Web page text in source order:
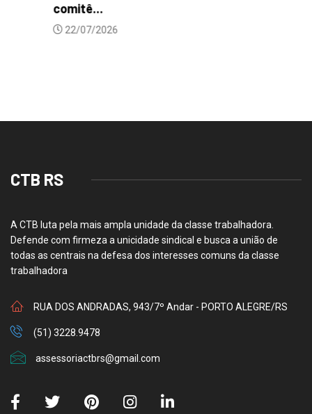
comitê...
22/07/2026
CTB RS
A CTB luta pela mais ampla unidade da classe trabalhadora.
Defende com firmeza a unicidade sindical e busca a união de
todas as centrais na defesa dos interesses comuns da classe
trabalhadora
RUA DOS ANDRADAS, 943/7º Andar - PORTO ALEGRE/RS
(51) 3228.9478
assessoriactbrs@gmail.com